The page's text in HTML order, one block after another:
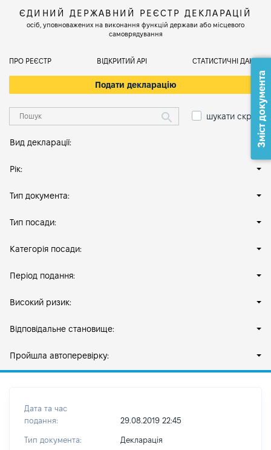
ЄДИНИЙ ДЕРЖАВНИЙ РЕЄСТР ДЕКЛАРАЦІЙ
осіб, уповноважених на виконання функцій держави або місцевого
самоврядування
ПРО РЕЄСТР ВІДКРИТИЙ АРІ СТАТИСТИЧНІ ДАНІ
Подати декларацію
шукати скрізь
Вид декларації:
Рік:
Тип документа:
Тип посади:
Категорія посади:
Період подання:
Високий ризик:
Відповідальне становище:
Пройшла автоперевірку:
Дата та час
подання:
29.08.2019 22:45
Тип документа: Декларація
Зміст документа